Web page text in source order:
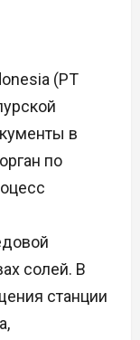
(PT
в
по
солей. В
станции